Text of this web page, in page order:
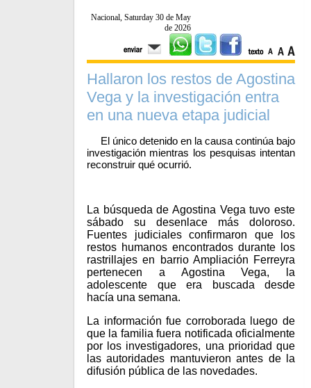
Nacional, Saturday 30 de May
de 2026
Hallaron los restos de Agostina
Vega y la investigación entra
en una nueva etapa judicial
El único detenido en la causa continúa bajo
investigación mientras los pesquisas intentan
reconstruir qué ocurrió.
La búsqueda de Agostina Vega tuvo este
sábado su desenlace más doloroso.
Fuentes judiciales confirmaron que los
restos humanos encontrados durante los
rastrillajes en barrio Ampliación Ferreyra
pertenecen a Agostina Vega, la
adolescente que era buscada desde
hacía una semana.
La información fue corroborada luego de
que la familia fuera notificada oficialmente
por los investigadores, una prioridad que
las autoridades mantuvieron antes de la
difusión pública de las novedades.